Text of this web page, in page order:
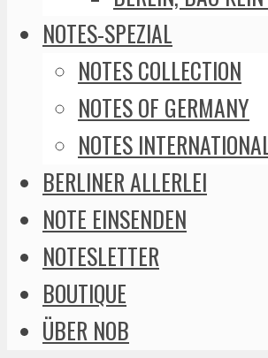
NOTES-SPEZIAL
NOTES COLLECTION
NOTES OF GERMANY
NOTES INTERNATIONAL
BERLINER ALLERLEI
NOTE EINSENDEN
NOTESLETTER
BOUTIQUE
ÜBER NOB